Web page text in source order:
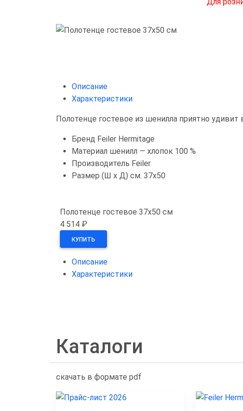
Описание
Характеристики
Полотенце гостевое из шенилла приятно
Бренд Feiler Hermitage
Материал шенилл — хлопок 100 %
Производитель Feiler
Размер (Ш х Д) см. 37х50
Полотенце гостевое 37х50 см
4 514 ₽
КУПИТЬ
Описание
Характеристики
Каталоги
скачать в формате pdf